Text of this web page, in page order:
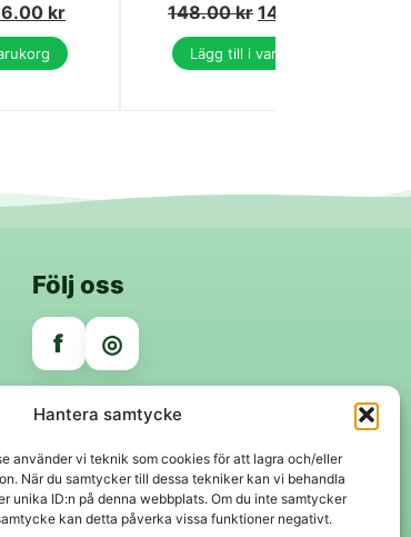
Hantera samtycke
använder vi teknik som cookies för att lagra och/eller
När du samtycker till dessa tekniker kan vi behandla
unika ID:n på denna webbplats. Om du inte samtycker
kan detta påverka vissa funktioner negativt.
kr 148.00kr 141.00
Lägg till i varukorg
Följ oss
f ◎
Trygga betalningar
Klarna VISA Mastercard Swish